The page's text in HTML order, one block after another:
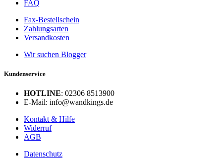
FAQ
Fax-Bestellschein
Zahlungsarten
Versandkosten
Wir suchen Blogger
Kundenservice
HOTLINE: 02306 8513900
E-Mail: info@wandkings.de
Kontakt & Hilfe
Widerruf
AGB
Datenschutz